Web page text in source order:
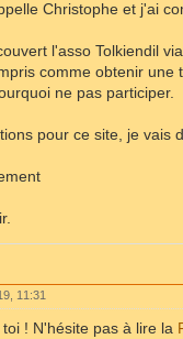
Christophe et j'ai
l'asso Tolkiendil
comme obtenir une
ne pas participer.
pour ce site, je vais
11:31
! N'hésite pas à lire la